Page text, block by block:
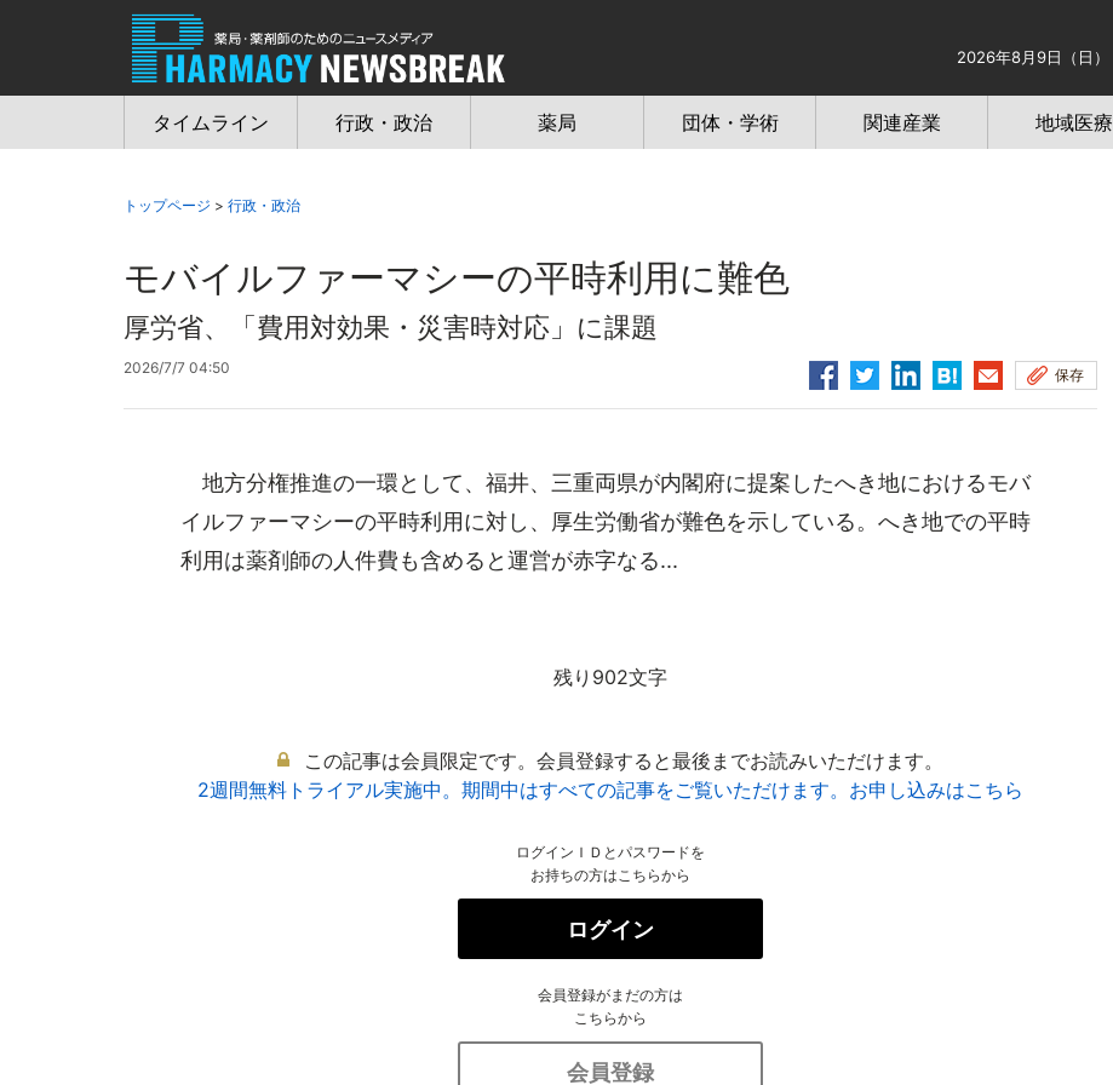
2026年8月9日（日）
タイムライン 行政・政治 薬局 団体・学術 関連産業 地域医療
トップページ > 行政・政治
モバイルファーマシーの平時利用に難色
厚労省、「費用対効果・災害時対応」に課題
2026/7/7 04:50 保存
地方分権推進の一環として、福井、三重両県が内閣府に提案したへき地におけるモバ
イルファーマシーの平時利用に対し、厚生労働省が難色を示している。へき地での平時
利用は薬剤師の人件費も含めると運営が赤字なる...
残り902文字
この記事は会員限定です。会員登録すると最後までお読みいただけます。
2週間無料トライアル実施中。期間中はすべての記事をご覧いただけます。お申し込みはこちら
ログインＩＤとパスワードを
お持ちの方はこちらから
ログイン
会員登録がまだの方は
こちらから
会員登録